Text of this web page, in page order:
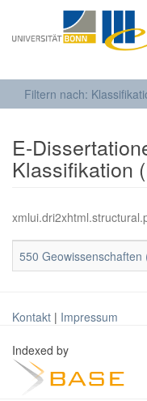
Filtern nach:
E-
Klassifikation
550 Geowissenschaften
Kontakt | Impressum
Indexed by